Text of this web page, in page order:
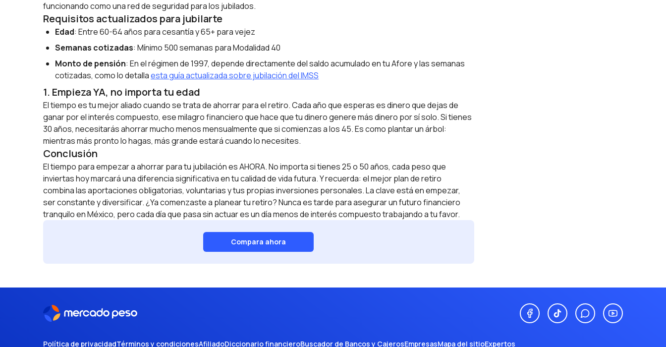
funcionando como una red de seguridad para los jubilados.
Requisitos actualizados para jubilarte
Edad: Entre 60-64 años para cesantía y 65+ para vejez
Semanas cotizadas: Mínimo 500 semanas para Modalidad 40
Monto de pensión: En el régimen de 1997, depende directamente del saldo acumulado en tu Afore y las semanas
cotizadas, como lo detallaesta guía actualizada sobre jubilación del IMSS
1. Empieza YA, no importa tu edad
El tiempo es tu mejor aliado cuando se trata de ahorrar para el retiro. Cada año que esperas es dinero que dejas de
ganar por el interés compuesto, ese milagro financiero que hace que tu dinero genere más dinero por sí solo. Si tienes
30 años, necesitarás ahorrar mucho menos mensualmente que si comienzas a los 45. Es como plantar un árbol:
mientras más pronto lo hagas, más grande estará cuando lo necesites.
Conclusión
El tiempo para empezar a ahorrar para tu jubilación es AHORA. No importa si tienes 25 o 50 años, cada peso que
inviertas hoy marcará una diferencia significativa en tu calidad de vida futura. Y recuerda: el mejor plan de retiro
combina las aportaciones obligatorias, voluntarias y tus propias inversiones personales. La clave está en empezar,
ser constante y diversificar. ¿Ya comenzaste a planear tu retiro? Nunca es tarde para asegurar un futuro financiero
tranquilo en México, pero cada día que pasa sin actuar es un día menos de interés compuesto trabajando a tu favor.
Compara ahora
Política de privacidadTérminos y condicionesAfiliadoDiccionario financieroBuscador de Bancos y CajerosEmpresasMapa del sitioExpertos